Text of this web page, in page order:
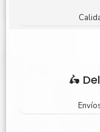
🛵